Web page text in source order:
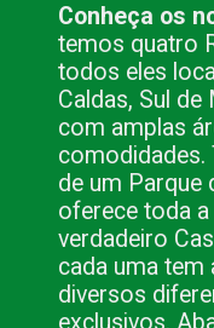
Conheça os
temos quatro
todos eles
Caldas, Sul de
com amplas
comodidades.
de um Parque
oferece toda
verdadeiro
cada uma tem
diversos
exclusivos.